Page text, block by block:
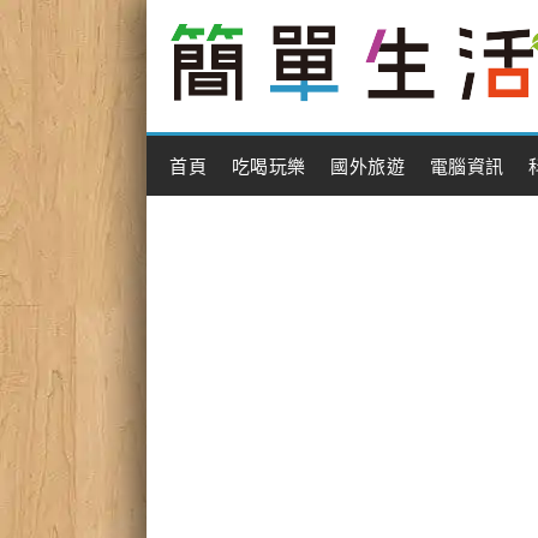
Main Menu
首頁 吃喝玩樂 國外旅遊 電腦資訊